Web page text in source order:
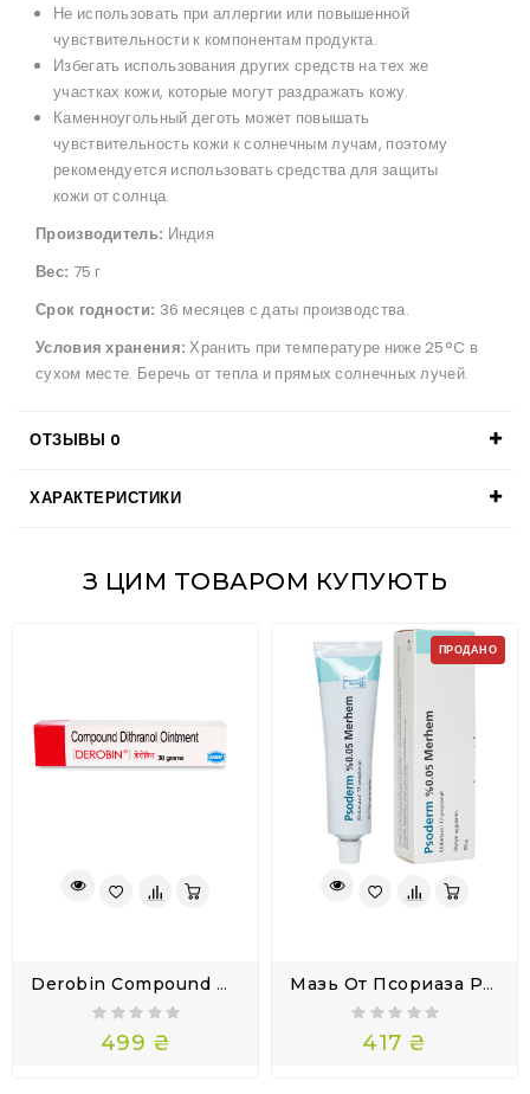
Не использовать при аллергии или повышенной
чувствительности к компонентам продукта.
Избегать использования других средств на тех же
участках кожи, которые могут раздражать кожу.
Каменноугольный деготь может повышать
чувствительность кожи к солнечным лучам, поэтому
рекомендуется использовать средства для защиты
кожи от солнца.
Производитель: Индия
Вес: 75 г
Срок годности: 36 месяцев с даты производства.
Условия хранения: Хранить при температуре ниже 25°C в
сухом месте. Беречь от тепла и прямых солнечных лучей.
ОТЗЫВЫ 0
ХАРАКТЕРИСТИКИ
З ЦИМ ТОВАРОМ КУПУЮТЬ
Derobin Compound Dithranol Ointment 30 Г — Мазь С Дитранолом При Псориазе
499 ₴
ПРОДАНО
Мазь От Псориаза Pso-Derm 0.05%
417 ₴